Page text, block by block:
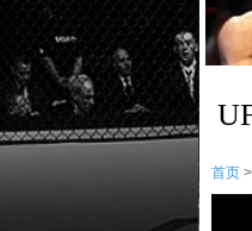
首页 >